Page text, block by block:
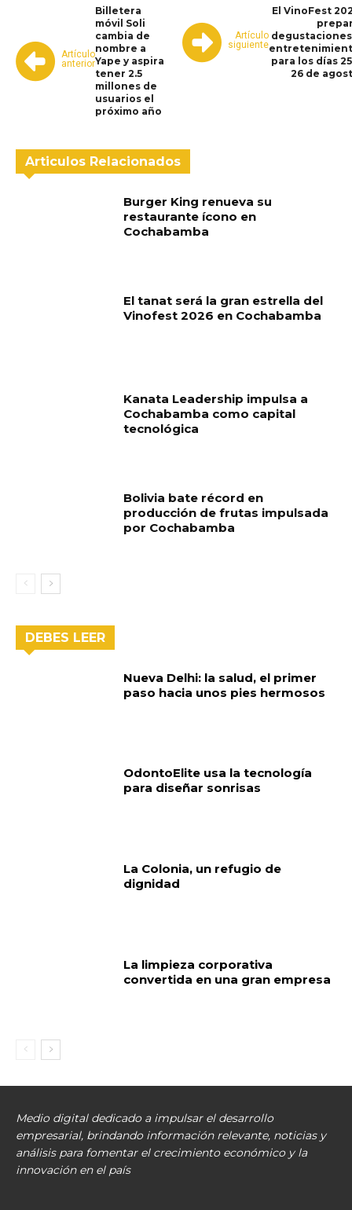
Artículo
anterior
Billetera
móvil Soli
cambia de
nombre a
Yape y aspira
tener 2.5
millones de
usuarios el
próximo año
Artículo
siguiente
El VinoFest
para los días
26 de
Articulos Relacionados
Burger King renueva su
restaurante ícono en
Cochabamba
El tanat será la gran estrella del
Vinofest 2026 en Cochabamba
Kanata Leadership impulsa a
Cochabamba como capital
tecnológica
Bolivia bate récord en
producción de frutas impulsada
por Cochabamba
DEBES LEER
Nueva Delhi: la salud, el primer
paso hacia unos pies hermosos
OdontoElite usa la tecnología
para diseñar sonrisas
La Colonia, un refugio de
dignidad
La limpieza corporativa
convertida en una gran empresa
Medio digital dedicado a impulsar el desarrollo
empresarial, brindando información relevante, noticias y
análisis para fomentar el crecimiento económico y la
innovación en el país